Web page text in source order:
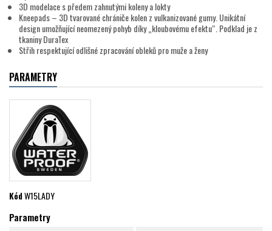
3D modelace s předem zahnutými koleny a lokty
Kneepads – 3D tvarované chrániče kolen z vulkanizované gumy. Unikátní
design umožňující neomezený pohyb díky „kloubovému efektu“. Podklad je z
tkaniny DuraTex
Střih respektující odlišné zpracování obleků pro muže a ženy
PARAMETRY
KódW15LADY
Parametry